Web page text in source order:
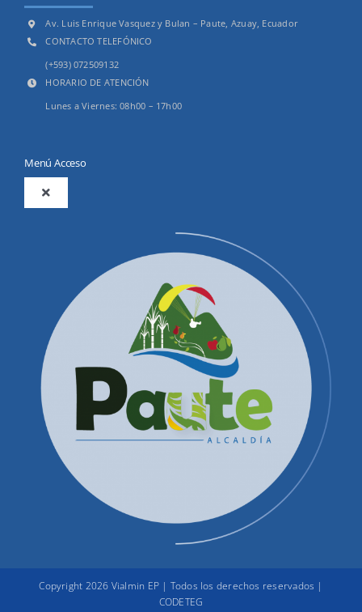
Av. Luis Enrique Vasquez y Bulan – Paute, Azuay, Ecuador
CONTACTO TELEFÓNICO
(+593) 072509132
HORARIO DE ATENCIÓN
Lunes a Viernes: 08h00 – 17h00
Menú Acceso
Toggle
Productos y Servicios
Convocatorias Precalificación
Quienes Somos
Contactenos
Correos Electrónicos
Copyright 2026 Vialmin EP | Todos los derechos reservados |
CODETEG